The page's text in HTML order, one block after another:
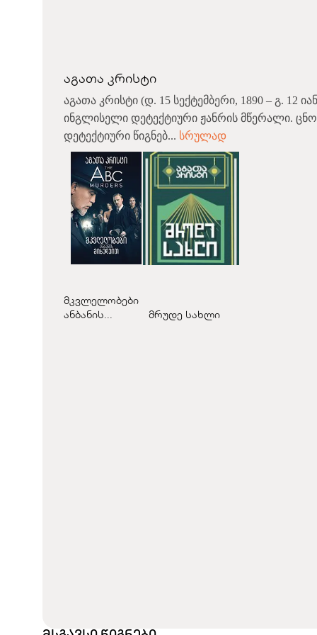
აგათა კრისტი
აგათა კრისტი (დ. 15 სექტემბერი, 1890 – გ. 12
ინგლისელი დეტექტიური ჟანრის მწერალი.
დეტექტიური წიგნებ... სრულად
მკვლელობები
ანბანის...
მრუდე სახლი